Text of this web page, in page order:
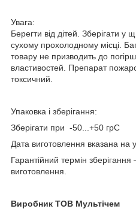
Увага:
Берегти від дітей. Зберігати у
сухому прохолодному місці.
товару не призводить до
властивостей. Препарат
токсичний.
Упаковка і зберігання:
Зберігати при -50...+50 грС
Дата виготовлення вказана на
Гарантійний термін зберігання
виготовлення.
Виробник ТОВ Мультічем